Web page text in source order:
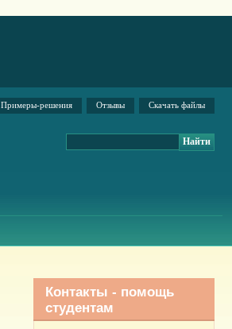
Примеры-решения Отзывы Скачать файлы
Контакты - помощь
студентам